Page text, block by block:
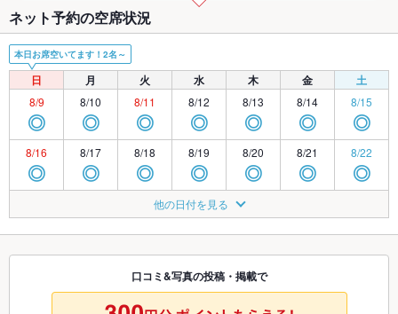
ネット予約の空席状況
本日お席空いてます！2名～
日 月 火 水 木 金 土
8/9
◎
8/10
◎
8/11
◎
8/12
◎
8/13
◎
8/14
◎
8/15
◎
8/16
◎
8/17
◎
8/18
◎
8/19
◎
8/20
◎
8/21
◎
8/22
◎
◎ ◎
8/25
◎
8/26
◎
8/27
◎ ◎ ◎
8/30 8/31 9/1
◎
9/2
◎
9/3
◎
9/4 9/5
9/8
他の日付を見る
口コミ&写真の投稿・掲載で